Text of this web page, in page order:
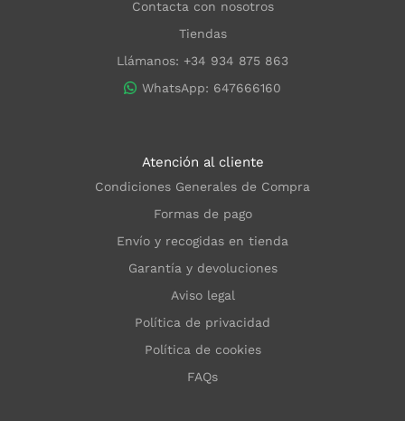
Contacta con nosotros
Tiendas
Llámanos: +34 934 875 863
WhatsApp: 647666160
Atención al cliente
Condiciones Generales de Compra
Formas de pago
Envío y recogidas en tienda
Garantía y devoluciones
Aviso legal
Política de privacidad
Política de cookies
FAQs